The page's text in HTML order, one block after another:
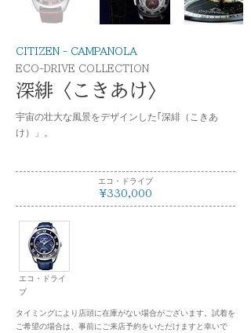
CITIZEN - CAMPANOLA
ECO-DRIVE COLLECTION
深緋〈こきあけ〉
宇宙の壮大な風景をデザインした｢深緋（こきあ
け）」。
エコ・ドライブ
¥330,000
エコ・ドライ
ブ
タイミングにより店頭に在庫がない場合がございます。試着を
ご希望の場合は、事前にご来店予約をいただけますと幸いで